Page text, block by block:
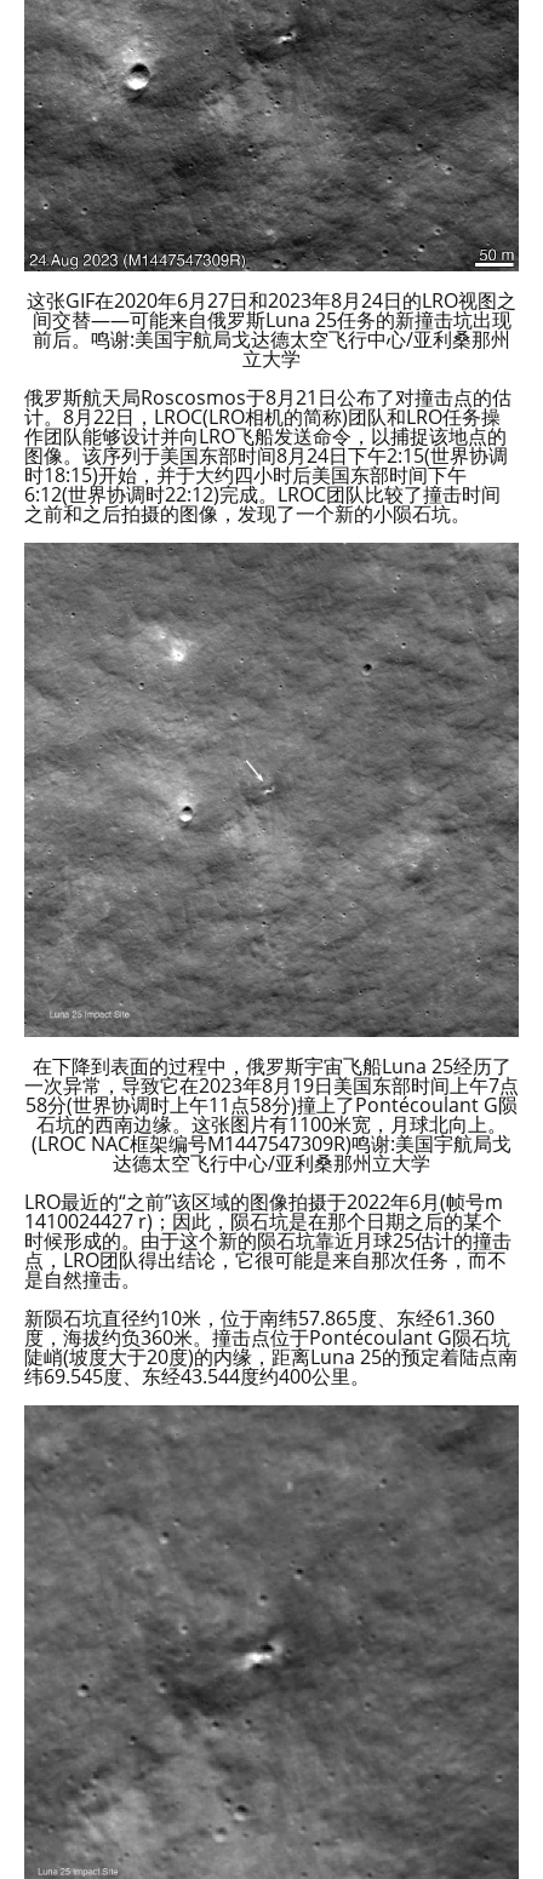
这张GIF在2020年6月27日和2023年8月24日的LRO视图之
间交替——可能来自俄罗斯Luna 25任务的新撞击坑出现
前后。鸣谢:美国宇航局戈达德太空飞行中心/亚利桑那州
立大学
俄罗斯航天局Roscosmos于8月21日公布了对撞击点的估
计。8月22日，LROC(LRO相机的简称)团队和LRO任务操
作团队能够设计并向LRO飞船发送命令，以捕捉该地点的
图像。该序列于美国东部时间8月24日下午2:15(世界协调
时18:15)开始，并于大约四小时后美国东部时间下午
6:12(世界协调时22:12)完成。LROC团队比较了撞击时间
之前和之后拍摄的图像，发现了一个新的小陨石坑。
在下降到表面的过程中，俄罗斯宇宙飞船Luna 25经历了
一次异常，导致它在2023年8月19日美国东部时间上午7点
58分(世界协调时上午11点58分)撞上了Pontécoulant G陨
石坑的西南边缘。这张图片有1100米宽，月球北向上。
(LROC NAC框架编号M1447547309R)鸣谢:美国宇航局戈
达德太空飞行中心/亚利桑那州立大学
LRO最近的“之前”该区域的图像拍摄于2022年6月(帧号m
1410024427 r)；因此，陨石坑是在那个日期之后的某个
时候形成的。由于这个新的陨石坑靠近月球25估计的撞击
点，LRO团队得出结论，它很可能是来自那次任务，而不
是自然撞击。
新陨石坑直径约10米，位于南纬57.865度、东经61.360
度，海拔约负360米。撞击点位于Pontécoulant G陨石坑
陡峭(坡度大于20度)的内缘，距离Luna 25的预定着陆点南
纬69.545度、东经43.544度约400公里。